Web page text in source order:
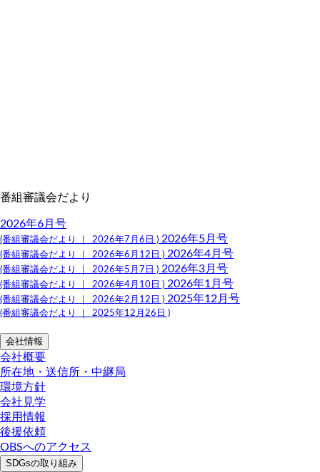
番組審議会だより
2026年6月号
(番組審議会だより ｜ 2026年7月6日 ) 2026年5月号
(番組審議会だより ｜ 2026年6月12日 ) 2026年4月号
(番組審議会だより ｜ 2026年5月7日 ) 2026年3月号
(番組審議会だより ｜ 2026年4月10日 ) 2026年1月号
(番組審議会だより ｜ 2026年2月12日 ) 2025年12月号
(番組審議会だより ｜ 2025年12月26日 )
会社情報
会社概要
所在地・送信所・中継局
環境方針
会社見学
採用情報
後援依頼
OBSへのアクセス
SDGsの取り組み